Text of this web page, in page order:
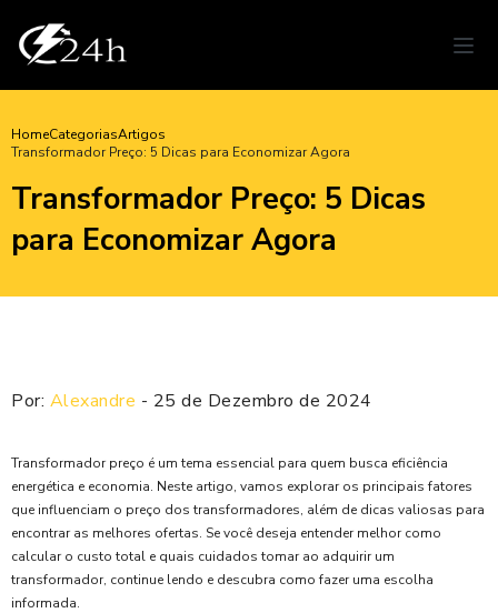
HomeCategoriasArtigos
Transformador Preço: 5 Dicas para Economizar Agora
Transformador Preço: 5 Dicas
para Economizar Agora
Por: Alexandre - 25 de Dezembro de 2024
Transformador preço é um tema essencial para quem busca eficiência
energética e economia. Neste artigo, vamos explorar os principais fatores
que influenciam o preço dos transformadores, além de dicas valiosas para
encontrar as melhores ofertas. Se você deseja entender melhor como
calcular o custo total e quais cuidados tomar ao adquirir um
transformador, continue lendo e descubra como fazer uma escolha
informada.